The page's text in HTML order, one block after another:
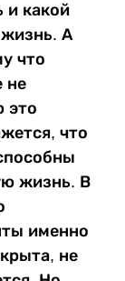
и какой
жизнь. А
что
не
это
что
жизнь. В
именно
не